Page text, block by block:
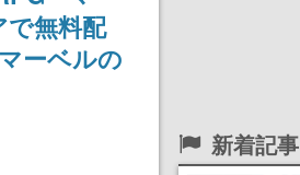
たキャンペーン
無料配
ーベルの
新着記事